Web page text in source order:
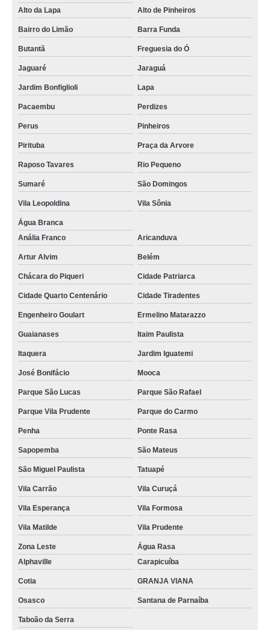
Alto da Lapa
Alto de Pinheiros
Bairro do Limão Barra Funda
Butantã Freguesia do Ó
Jaguaré Jaraguá
Jardim Bonfiglioli Lapa
Pacaembu Perdizes
Perus Pinheiros
Pirituba Praça da Arvore
Raposo Tavares Rio Pequeno
Sumaré São Domingos
Vila Leopoldina Vila Sônia
Água Branca
Anália Franco
Aricanduva
Artur Alvim Belém
Chácara do Piqueri Cidade Patriarca
Cidade Quarto Centenário Cidade Tiradentes
Engenheiro Goulart Ermelino Matarazzo
Guaianases Itaim Paulista
Itaquera Jardim Iguatemi
José Bonifácio Mooca
Parque São Lucas Parque São Rafael
Parque Vila Prudente Parque do Carmo
Penha Ponte Rasa
Sapopemba São Mateus
São Miguel Paulista Tatuapé
Vila Carrão Vila Curuçá
Vila Esperança Vila Formosa
Vila Matilde Vila Prudente
Zona Leste
Água Rasa
Alphaville
Carapicuíba
Cotia GRANJA VIANA
Osasco Santana de Parnaíba
Taboão da Serra